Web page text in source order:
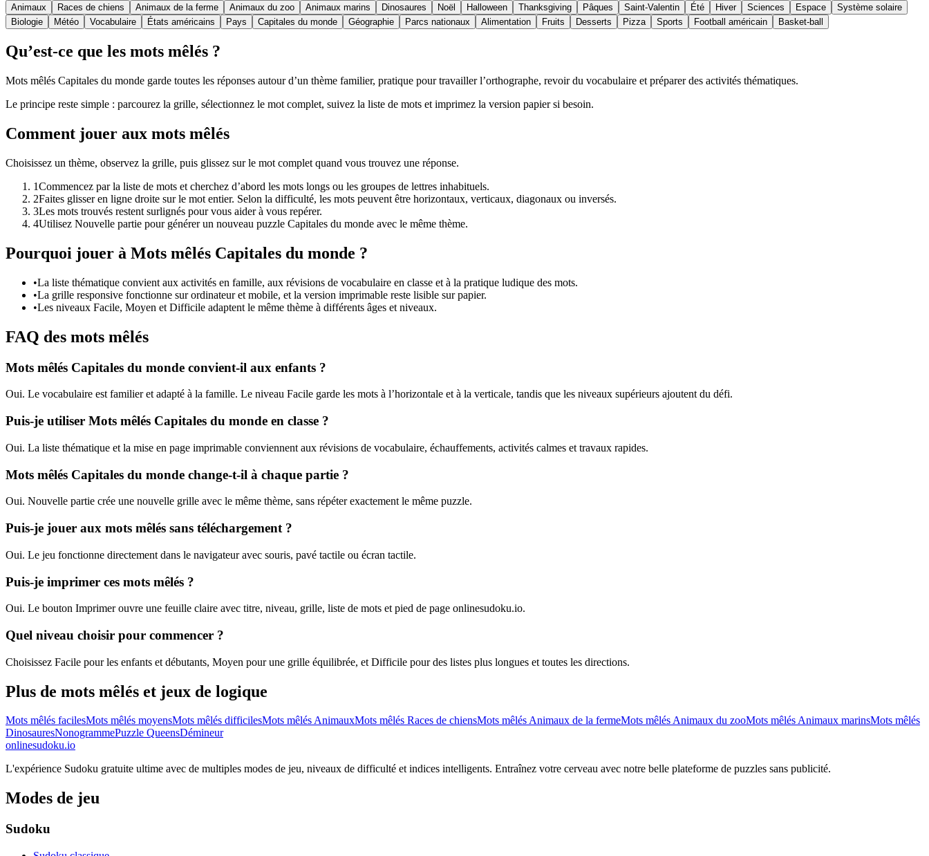
Animaux Races de chiens Animaux de la ferme Animaux du zoo Animaux marins Dinosaures Noël Halloween Thanksgiving Pâques Saint-Valentin Été Hiver Sciences Espace
Système solaire
Biologie
Météo Vocabulaire États américains Pays Capitales du monde Géographie Parcs nationaux Alimentation Fruits Desserts Pizza Sports Football américain Basket-ball
Qu’est-ce que les mots mêlés ?
Mots mêlés Capitales du monde garde toutes les réponses autour d’un thème familier, pratique pour travailler l’orthographe, revoir du vocabulaire et préparer des activités thématiques.
Le principe reste simple : parcourez la grille, sélectionnez le mot complet, suivez la liste de mots et imprimez la version papier si besoin.
Comment jouer aux mots mêlés
Choisissez un thème, observez la grille, puis glissez sur le mot complet quand vous trouvez une réponse.
1Commencez par la liste de mots et cherchez d’abord les mots longs ou les groupes de lettres inhabituels.
2Faites glisser en ligne droite sur le mot entier. Selon la difficulté, les mots peuvent être horizontaux, verticaux, diagonaux ou inversés.
3Les mots trouvés restent surlignés pour vous aider à vous repérer.
4Utilisez Nouvelle partie pour générer un nouveau puzzle Capitales du monde avec le même thème.
Pourquoi jouer à Mots mêlés Capitales du monde ?
•La liste thématique convient aux activités en famille, aux révisions de vocabulaire en classe et à la pratique ludique des mots.
•La grille responsive fonctionne sur ordinateur et mobile, et la version imprimable reste lisible sur papier.
•Les niveaux Facile, Moyen et Difficile adaptent le même thème à différents âges et niveaux.
FAQ des mots mêlés
Mots mêlés Capitales du monde convient-il aux enfants ?
Oui. Le vocabulaire est familier et adapté à la famille. Le niveau Facile garde les mots à l’horizontale et à la verticale, tandis que les niveaux supérieurs ajoutent du défi.
Puis-je utiliser Mots mêlés Capitales du monde en classe ?
Oui. La liste thématique et la mise en page imprimable conviennent aux révisions de vocabulaire, échauffements, activités calmes et travaux rapides.
Mots mêlés Capitales du monde change-t-il à chaque partie ?
Oui. Nouvelle partie crée une nouvelle grille avec le même thème, sans répéter exactement le même puzzle.
Puis-je jouer aux mots mêlés sans téléchargement ?
Oui. Le jeu fonctionne directement dans le navigateur avec souris, pavé tactile ou écran tactile.
Puis-je imprimer ces mots mêlés ?
Oui. Le bouton Imprimer ouvre une feuille claire avec titre, niveau, grille, liste de mots et pied de page onlinesudoku.io.
Quel niveau choisir pour commencer ?
Choisissez Facile pour les enfants et débutants, Moyen pour une grille équilibrée, et Difficile pour des listes plus longues et toutes les directions.
Plus de mots mêlés et jeux de logique
Mots mêlés facilesMots mêlés moyensMots mêlés difficilesMots mêlés AnimauxMots mêlés Races de chiensMots mêlés Animaux de la fermeMots mêlés Animaux du zooMots mêlés Animaux marinsMots mêlés
DinosauresNonogrammePuzzle QueensDémineur
onlinesudoku.io
L'expérience Sudoku gratuite ultime avec de multiples modes de jeu, niveaux de difficulté et indices intelligents. Entraînez votre cerveau avec notre belle plateforme de puzzles sans publicité.
Modes de jeu
Sudoku